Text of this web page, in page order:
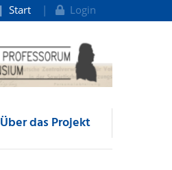
Start Login
Über das Projekt